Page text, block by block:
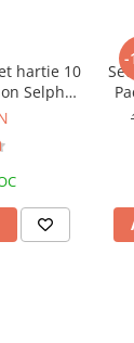
hartie 10
Selphy
CP1200,
-